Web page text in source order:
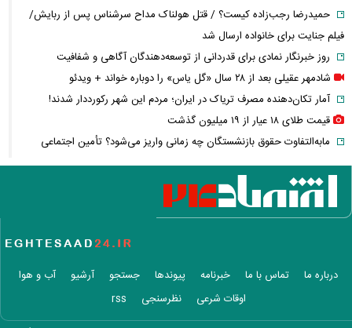
حمیدرضا رجب‌زاده کیست؟ / قتل هولناک مداح سرشناس پس از ربایش/
فیلم جنایت برای خانواده ارسال شد
روز خبرنگار نمادی برای قدردانی از توسعه‌دهندگان آگاهی و شفافیت
شادمهر عقیلی بعد از ۲۸ سال «گل یاس» را دوباره خواند + ویدئو
آمار تکان‌دهنده مصرف تریاک در ایران؛ مردم این شهر رکورددار شدند!
قیمت طلای ۱۸ عیار از ۱۹ میلیون گذشت
مابه‌التفاوت حقوق بازنشستگان چه زمانی واریز می‌شود؟ تأمین اجتماعی
تکلیف را روشن کرد
آخرین خبر از ترمیم دستمزد کارگران؛ مذاکرات افزایش حقوق چه زمانی آغاز
می‌شود؟
پرونده ساعدی‌نیا به دیوان عالی ارسال شد؛ آخرین وضعیت پرونده مصادره
درباره ما تماس با ما خبرنامه پیوندها جستجو آرشیو
آب و هوا
اوقات شرعی
نظرسنجی rss